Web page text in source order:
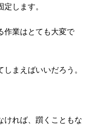
します。
作業はとても大変で
まえばいいだろう。
ければ、躓くこともな